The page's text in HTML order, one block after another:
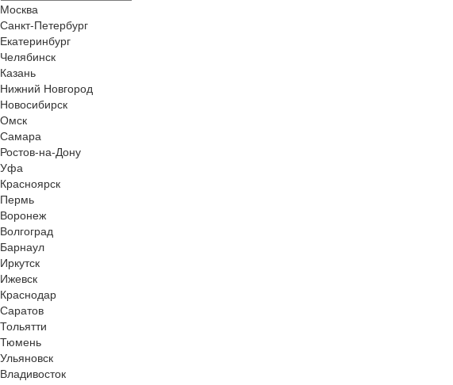
Москва
Санкт-Петербург
Екатеринбург
Челябинск
Казань
Нижний Новгород
Новосибирск
Омск
Самара
Ростов-на-Дону
Уфа
Красноярск
Пермь
Воронеж
Волгоград
Барнаул
Иркутск
Ижевск
Краснодар
Саратов
Тольятти
Тюмень
Ульяновск
Владивосток